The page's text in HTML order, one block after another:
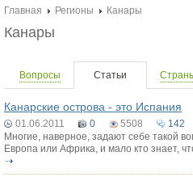
Главная Регионы
Канары
Канары
Вопросы Статьи
Канарские острова - это Испания
01.06.2011 0 5508 142
Многие, наверное, задают себе такой
Европа или Африка, и мало кто знает,